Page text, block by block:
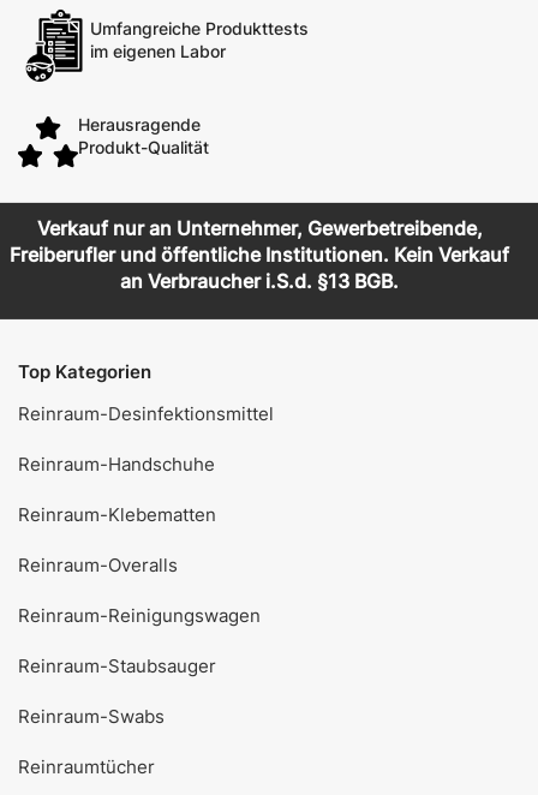
Umfangreiche Produkttests
im eigenen Labor
Herausragende
Produkt-Qualität
Verkauf nur an Unternehmer, Gewerbetreibende,
Freiberufler und öffentliche Institutionen. Kein Verkauf
an Verbraucher i.S.d. §13 BGB.
Top Kategorien
Reinraum-Desinfektionsmittel
Reinraum-Handschuhe
Reinraum-Klebematten
Reinraum-Overalls
Reinraum-Reinigungswagen
Reinraum-Staubsauger
Reinraum-Swabs
Reinraumtücher